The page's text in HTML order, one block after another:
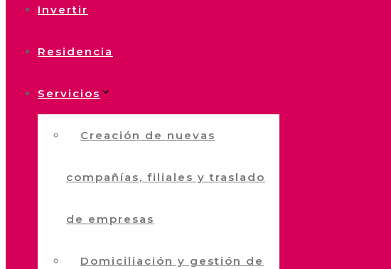
Invertir
Residencia
Servicios
Creación de nuevas
compañías, filiales y traslado
de empresas
Domiciliación y gestión de